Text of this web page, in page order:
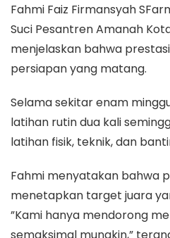
Fahmi Faiz Firmansyah
Suci Pesantren Amanah
menjelaskan bahwa
persiapan yang matang.
Selama sekitar enam
latihan rutin dua kali
latihan fisik, teknik, dan
Fahmi menyatakan bahwa
menetapkan target juara
”Kami hanya mendorong
semaksimal mungkin,”